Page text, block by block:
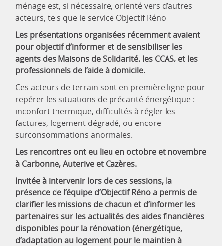
ménage est, si nécessaire, orienté vers d’autres
acteurs, tels que le service Objectif Réno.
Les présentations organisées récemment avaient
pour objectif d’informer et de sensibiliser les
agents des Maisons de Solidarité, les CCAS, et les
professionnels de l’aide à domicile.
Ces acteurs de terrain sont en première ligne pour
repérer les situations de précarité énergétique :
inconfort thermique, difficultés à régler les
factures, logement dégradé, ou encore
surconsommations anormales.
Les rencontres ont eu lieu en octobre et novembre
à Carbonne, Auterive et Cazères.
Invitée à intervenir lors de ces sessions, la
présence de l’équipe d’Objectif Réno a permis de
clarifier les missions de chacun et d’informer les
partenaires sur les actualités des aides financières
disponibles pour la rénovation (énergétique,
d’adaptation au logement pour le maintien à